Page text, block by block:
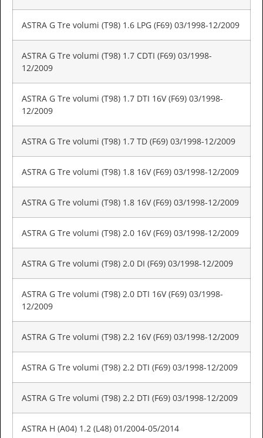
ASTRA G Tre volumi (T98) 1.6 LPG (F69) 03/1998-12/2009
ASTRA G Tre volumi (T98) 1.7 CDTI (F69) 03/1998-
12/2009
ASTRA G Tre volumi (T98) 1.7 DTI 16V (F69) 03/1998-
12/2009
ASTRA G Tre volumi (T98) 1.7 TD (F69) 03/1998-12/2009
ASTRA G Tre volumi (T98) 1.8 16V (F69) 03/1998-12/2009
ASTRA G Tre volumi (T98) 1.8 16V (F69) 03/1998-12/2009
ASTRA G Tre volumi (T98) 2.0 16V (F69) 03/1998-12/2009
ASTRA G Tre volumi (T98) 2.0 DI (F69) 03/1998-12/2009
ASTRA G Tre volumi (T98) 2.0 DTI 16V (F69) 03/1998-
12/2009
ASTRA G Tre volumi (T98) 2.2 16V (F69) 03/1998-12/2009
ASTRA G Tre volumi (T98) 2.2 DTI (F69) 03/1998-12/2009
ASTRA G Tre volumi (T98) 2.2 DTI (F69) 03/1998-12/2009
ASTRA H (A04) 1.2 (L48) 01/2004-05/2014